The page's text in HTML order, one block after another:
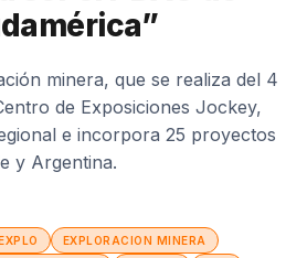
minera, que se realiza del 4
de Exposiciones Jockey,
e incorpora 25 proyectos
y Argentina.
EXPLORACION MINERA